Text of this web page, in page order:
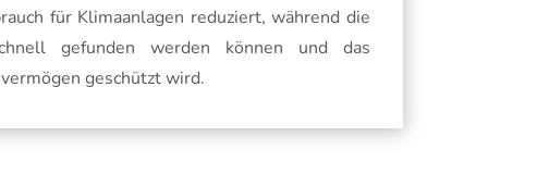
für Klimaanlagen reduziert, während die
gefunden werden können und das
geschützt wird.